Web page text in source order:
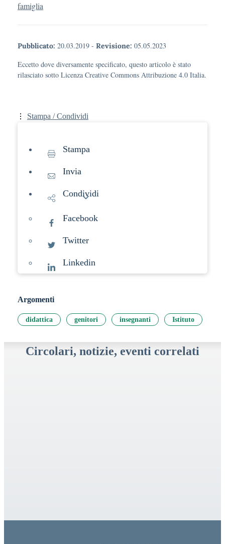
famiglia
Pubblicato: 20.03.2019 - Revisione: 05.05.2023
Eccetto dove diversamente specificato, questo articolo è stato
rilasciato sotto Licenza Creative Commons Attribuzione 4.0 Italia.
Stampa / Condividi
Stampa
Invia
Condividi
Facebook
Twitter
Linkedin
Argomenti
didattica genitori insegnanti Istituto
Circolari, notizie, eventi correlati